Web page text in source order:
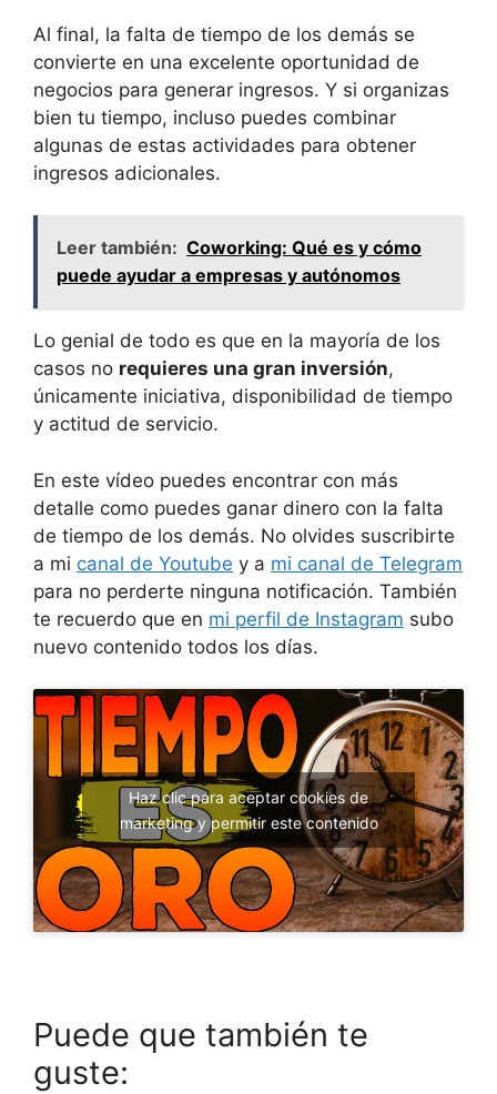
Al final, la falta de tiempo de los demás se
convierte en una excelente oportunidad de
negocios para generar ingresos. Y si organizas
bien tu tiempo, incluso puedes combinar
algunas de estas actividades para obtener
ingresos adicionales.
Leer también: Coworking: Qué es y cómo
puede ayudar a empresas y autónomos
Lo genial de todo es que en la mayoría de los
casos no requieres una gran inversión,
únicamente iniciativa, disponibilidad de tiempo
y actitud de servicio.
En este vídeo puedes encontrar con más
detalle como puedes ganar dinero con la falta
de tiempo de los demás. No olvides suscribirte
a mi canal de Youtube y a mi canal de Telegram
para no perderte ninguna notificación. También
te recuerdo que en mi perfil de Instagram subo
nuevo contenido todos los días.
Haz clic para aceptar cookies de
marketing y permitir este contenido
Puede que también te
guste: